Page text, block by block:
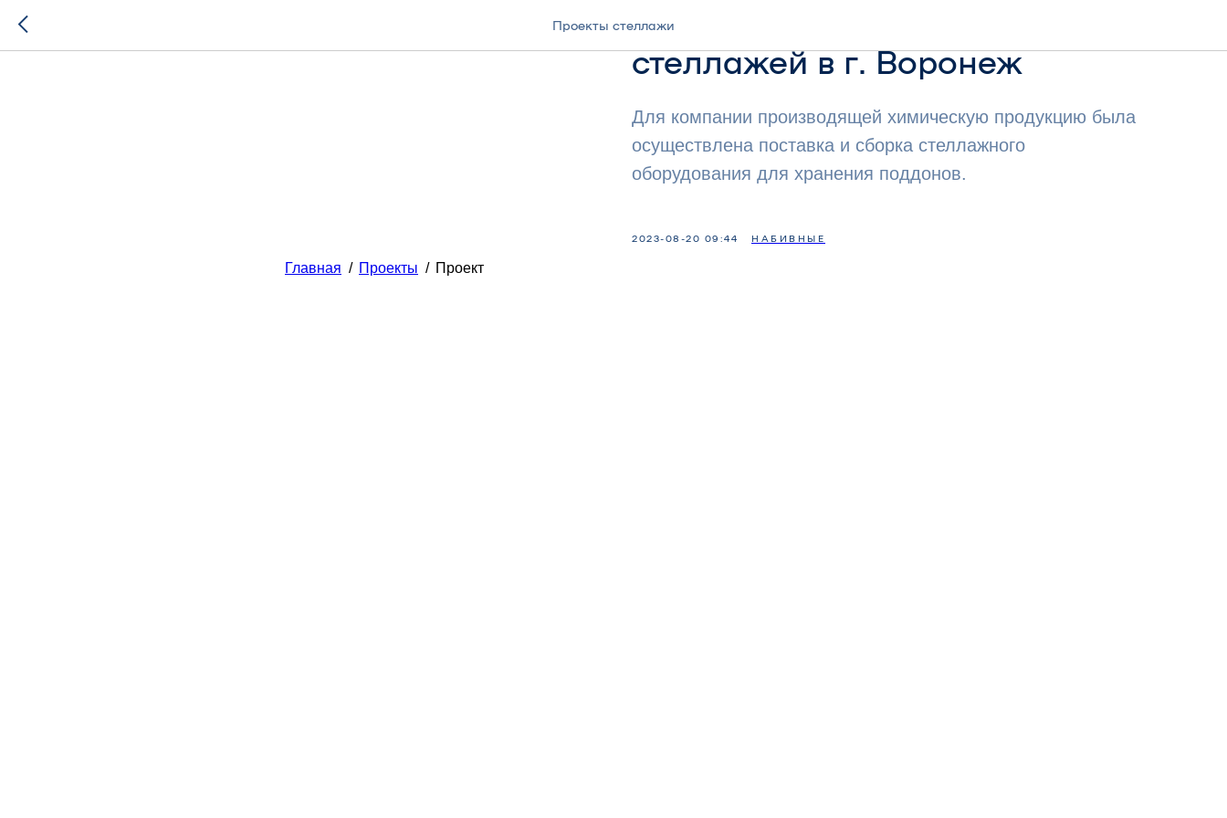
Проекты стеллажиЗавершилась сборка
стеллажей в г. Воронеж
Для компании производящей химическую продукцию была
осуществлена поставка и сборка стеллажного
оборудования для хранения поддонов.
2023-08-20 09:44 НАБИВНЫЕ
Главная / Проекты / Проект